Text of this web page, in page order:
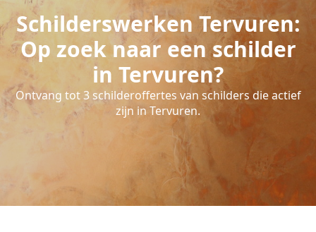
Schilderswerken Tervuren:
Op zoek naar een schilder
in Tervuren?
Ontvang tot 3 schilderoffertes van schilders die actief
zijn in Tervuren.